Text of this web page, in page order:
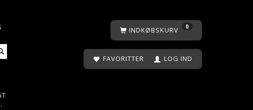
INDKØBSKURV 0
FAVORITTER LOG IND